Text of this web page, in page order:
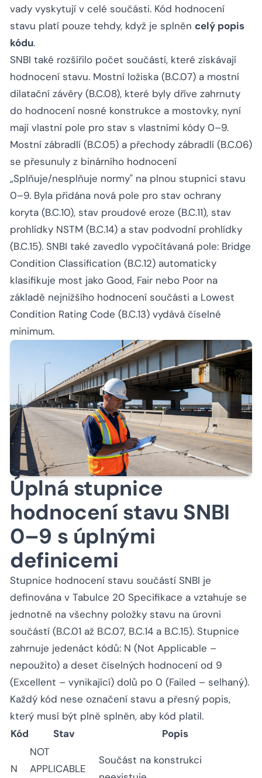
vady vyskytují v celé součásti. Kód hodnocení
stavu platí pouze tehdy, když je splněn celý popis
kódu.
SNBI také rozšířilo počet součástí, které získávají
hodnocení stavu. Mostní ložiska (B.C.07) a mostní
dilatační závěry (B.C.08), které byly dříve zahrnuty
do hodnocení nosné konstrukce a mostovky, nyní
mají vlastní pole pro stav s vlastními kódy 0–9.
Mostní zábradlí (B.C.05) a přechody zábradlí (B.C.06)
se přesunuly z binárního hodnocení
„Splňuje/nesplňuje normy" na plnou stupnici stavu
0–9. Byla přidána nová pole pro stav ochrany
koryta (B.C.10), stav proudové eroze (B.C.11), stav
prohlídky NSTM (B.C.14) a stav podvodní prohlídky
(B.C.15). SNBI také zavedlo vypočítávaná pole: Bridge
Condition Classification (B.C.12) automaticky
klasifikuje most jako Good, Fair nebo Poor na
základě nejnižšího hodnocení součásti a Lowest
Condition Rating Code (B.C.13) vydává číselné
minimum.
Úplná stupnice
hodnocení stavu SNBI
0–9 s úplnými
definicemi
Stupnice hodnocení stavu součástí SNBI je
definována v Tabulce 20 Specifikace a vztahuje se
jednotně na všechny položky stavu na úrovni
součástí (B.C.01 až B.C.07, B.C.14 a B.C.15). Stupnice
zahrnuje jedenáct kódů: N (Not Applicable –
nepoužito) a deset číselných hodnocení od 9
(Excellent – vynikající) dolů po 0 (Failed – selhaný).
Každý kód nese označení stavu a přesný popis,
který musí být plně splněn, aby kód platil.
Kód
Stav Popis
N
NOT
APPLICABLE
Součást na konstrukci